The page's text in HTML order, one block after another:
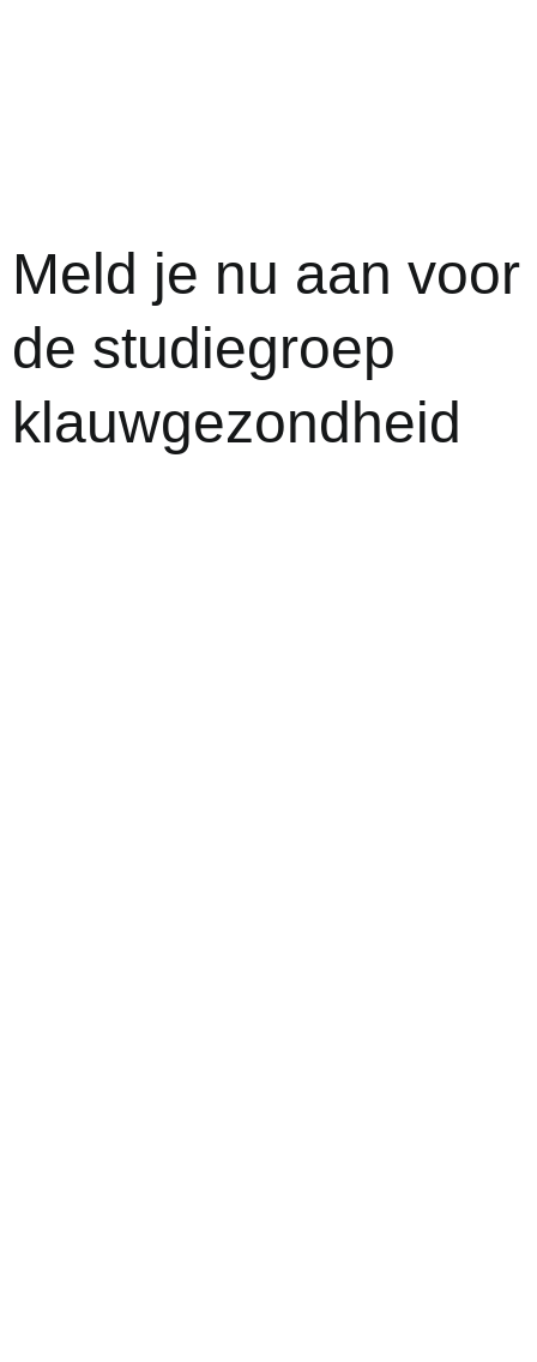
Meld je nu aan voor
de studiegroep
klauwgezondheid